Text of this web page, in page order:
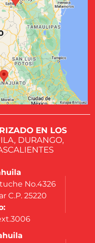
EN LOS
DURANGO,
No.4326
C.P. 25220